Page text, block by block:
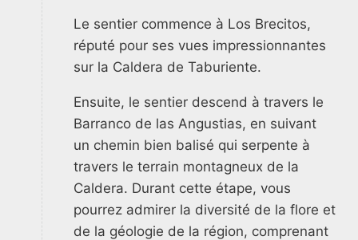
Le sentier commence à Los Brecitos,
réputé pour ses vues impressionnantes
sur la Caldera de Taburiente.
Ensuite, le sentier descend à travers le
Barranco de las Angustias, en suivant
un chemin bien balisé qui serpente à
travers le terrain montagneux de la
Caldera. Durant cette étape, vous
pourrez admirer la diversité de la flore et
de la géologie de la région, comprenant